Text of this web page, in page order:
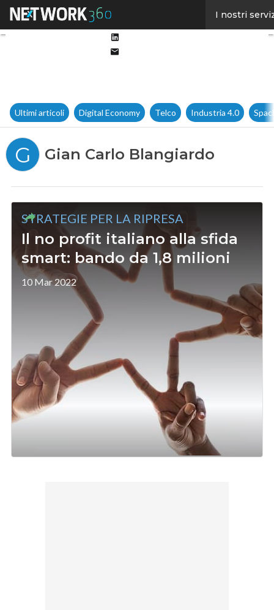
I nostri
Ultimi articoli Digital Economy Telco Industria 4.0
G Gian Carlo Blangiardo
STRATEGIE PER LA RIPRESA
Il no profit italiano alla sfida
smart: bando da 1,8 milioni
10 Mar 2022